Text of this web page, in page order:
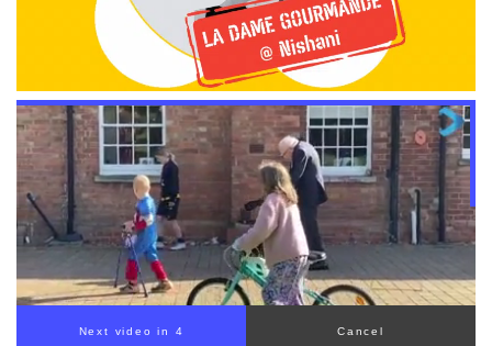
Next video in 2 Cancel